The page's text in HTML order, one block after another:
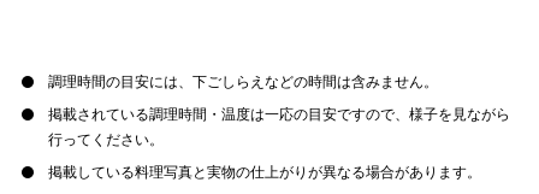
調理時間の目安には、下ごしらえなどの時間は含みません。
掲載されている調理時間・温度は一応の目安ですので、様子を見ながら
行ってください。
掲載している料理写真と実物の仕上がりが異なる場合があります。